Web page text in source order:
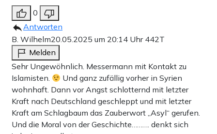
0
Antworten
B. Wilhelm20.05.2025 um 20:14 Uhr 442T
Melden
Sehr Ungewöhnlich. Messermann mit Kontakt zu
Islamisten.
Und ganz zufällig vorher in Syrien
wohnhaft. Dann vor Angst schlotternd mit letzter
Kraft nach Deutschland geschleppt und mit letzter
Kraft am Schlagbaum das Zauberwort „Asyl“ gerufen.
Und die Moral von der Geschichte………. denkt sich